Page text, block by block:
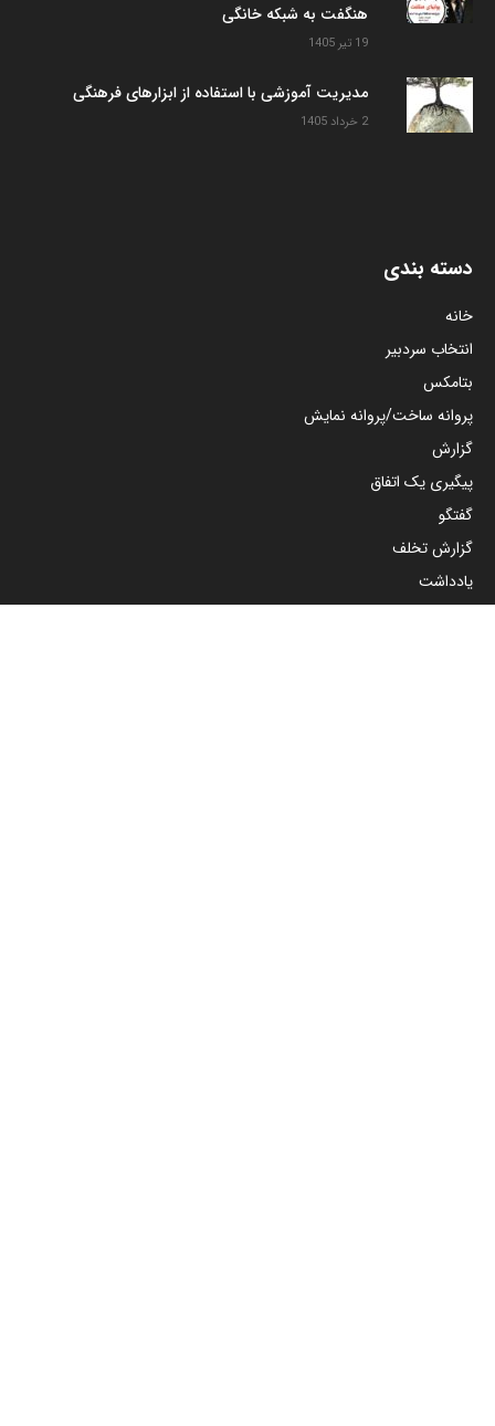
هنگفت به شبکه خانگی
19 تیر 1405
مدیریت آموزشی با استفاده از ابزارهای فرهنگی
2 خرداد 1405
دسته بندی
خانه
انتخاب سردبیر
بتامکس
پروانه ساخت/پروانه نمایش
گزارش
پیگیری یک اتفاق
گفتگو
گزارش تخلف
یادداشت